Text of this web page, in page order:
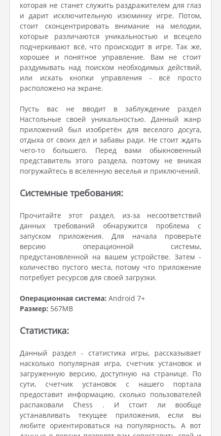
которая не станет служить раздражителем для глаз
и дарит исключительную изюминку игре. Потом,
стоит сконцентрировать внимание на мелодии,
которые различаются уникальностью и всецело
подчеркивают всё, что происходит в игре. Так же,
хорошее и понятное управление. Вам не стоит
раздумывать над поиском необходимых действий,
или искать кнопки управления - всё просто
расположено на экране.
Пусть вас не вводит в заблуждение раздел
Настольные своей уникальностью. Данный жанр
приложений был изобретён для веселого досуга,
отдыха от своих дел и забавы ради. Не стоит ждать
чего-то большего. Перед вами обыкновенный
представитель этого раздела, поэтому не вникая
погружайтесь в вселенную веселья и приключений.
Системные требования:
Прочитайте этот раздел, из-за несоответствий
данных требований обнаружится проблема с
запуском приложения. Для начала проверьте
версию операционной системы,
предустановленной на вашем устройстве. Затем -
количество пустого места, потому что приложение
потребует ресурсов для своей загрузки.
Операционная система: Android 7+
Размер: 567MB
Статистика:
Данный раздел - статистика игры, рассказывает
насколько популярная игра, счетчик установок и
загруженную версию, доступную на странице. По
сути, счетчик установок с нашего портала
предоставит информацию, сколько пользователей
распаковали Chess . И стоит ли вообще
устанавливать текущее приложения, если вы
любите ориентироваться на популярность. А вот